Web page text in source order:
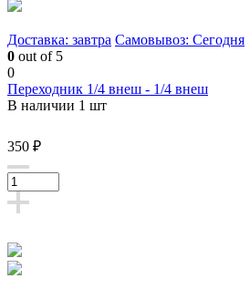
Доставка: завтра Самовывоз: Сегодня
0 out of 5
0
Переходник 1/4 внеш - 1/4 внеш
В наличии 1 шт
350 ₽